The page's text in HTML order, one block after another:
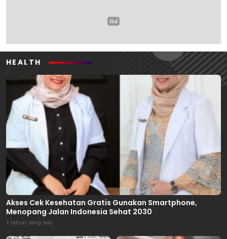
HEALTH
Akses Cek Kesehatan Gratis Gunakan Smartphone,
Menopang Jalan Indonesia Sehat 2030
1 tahun yang lalu